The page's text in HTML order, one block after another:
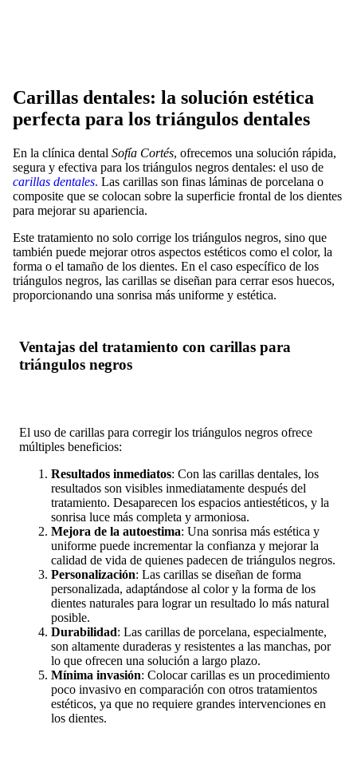
Carillas dentales: la solución estética
perfecta para los triángulos dentales
En la clínica dental Sofía Cortés, ofrecemos una solución rápida,
segura y efectiva para los triángulos negros dentales: el uso de
carillas dentales. Las carillas son finas láminas de porcelana o
composite que se colocan sobre la superficie frontal de los dientes
para mejorar su apariencia.
Este tratamiento no solo corrige los triángulos negros, sino que
también puede mejorar otros aspectos estéticos como el color, la
forma o el tamaño de los dientes. En el caso específico de los
triángulos negros, las carillas se diseñan para cerrar esos huecos,
proporcionando una sonrisa más uniforme y estética.
Ventajas del tratamiento con carillas para
triángulos negros
El uso de carillas para corregir los triángulos negros ofrece
múltiples beneficios:
Resultados inmediatos: Con las carillas dentales, los
resultados son visibles inmediatamente después del
tratamiento. Desaparecen los espacios antiestéticos, y la
sonrisa luce más completa y armoniosa.
Mejora de la autoestima: Una sonrisa más estética y
uniforme puede incrementar la confianza y mejorar la
calidad de vida de quienes padecen de triángulos negros.
Personalización: Las carillas se diseñan de forma
personalizada, adaptándose al color y la forma de los
dientes naturales para lograr un resultado lo más natural
posible.
Durabilidad: Las carillas de porcelana, especialmente,
son altamente duraderas y resistentes a las manchas, por
lo que ofrecen una solución a largo plazo.
Mínima invasión: Colocar carillas es un procedimiento
poco invasivo en comparación con otros tratamientos
estéticos, ya que no requiere grandes intervenciones en
los dientes.